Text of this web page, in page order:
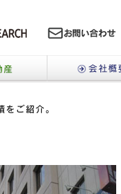
SEARCH